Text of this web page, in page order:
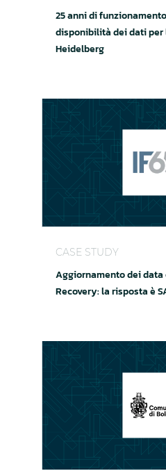
25 anni di
disponibilità dei dati
Heidelberg
CASE STUDY
Aggiornamento dei
Recovery: la risposta è